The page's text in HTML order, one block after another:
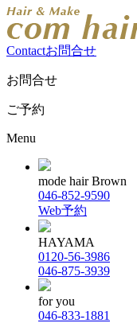
Contactお問合せ
お問合せ
ご予約
Menu
mode hair Brown
046-852-9590
Web予約
HAYAMA
0120-56-3986
046-875-3939
for you
046-833-1881